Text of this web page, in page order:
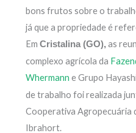
bons frutos sobre o
já que a propriedade é
EmCristalina (GO), as
complexo agrícola da
Whermann e Grupo
de trabalho foi realizada
Cooperativa Agropecuária
Ibrahort.